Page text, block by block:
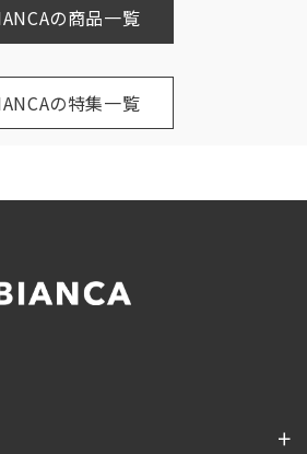
の商品一覧
の特集一覧